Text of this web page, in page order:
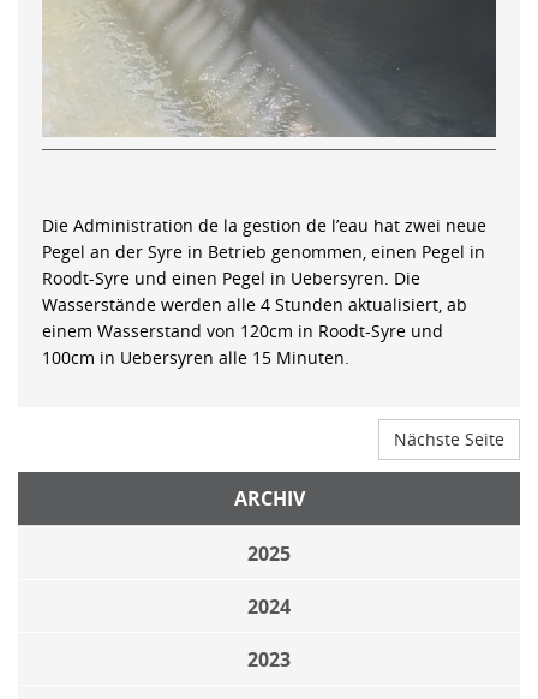
Die Administration de la gestion de l’eau hat zwei neue
Pegel an der Syre in Betrieb genommen, einen Pegel in
Roodt-Syre und einen Pegel in Uebersyren. Die
Wasserstände werden alle 4 Stunden aktualisiert, ab
einem Wasserstand von 120cm in Roodt-Syre und
100cm in Uebersyren alle 15 Minuten.
Nächste Seite
ARCHIV
2025
2024
2023